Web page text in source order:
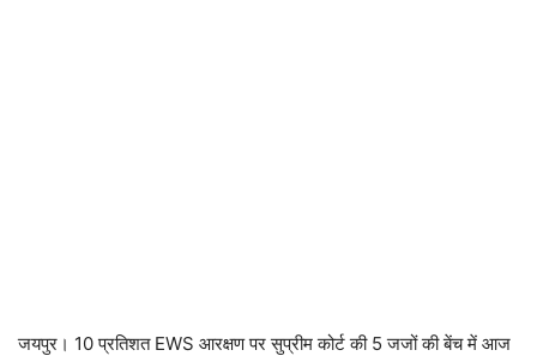
जयपुर। 10 प्रतिशत EWS आरक्षण पर सुप्रीम कोर्ट की 5 जजों की बेंच में आज